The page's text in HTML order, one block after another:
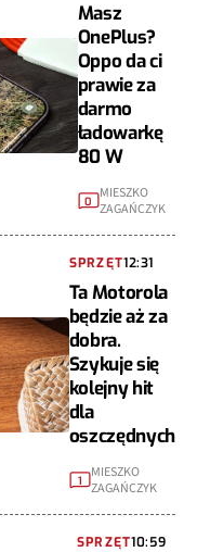
Masz
OnePlus?
Oppo da ci
prawie za
darmo
ładowarkę
80 W
0 MIESZKO
ZAGAŃCZYK
SPRZĘT12:31
Ta Motorola
będzie aż za
dobra.
Szykuje się
kolejny hit
dla
oszczędnych
1
MIESZKO
ZAGAŃCZYK
SPRZĘT10:59